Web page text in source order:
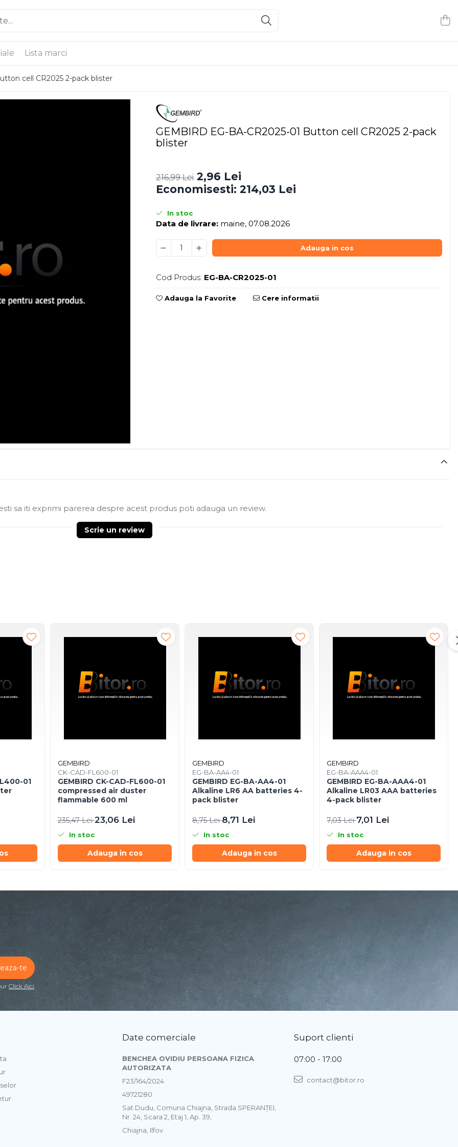
Lista marci
cell CR2025 2-pack blister
GEMBIRD EG-BA-CR2025-01 Button cell CR2025 2-pack
blister
216,99 Lei 2,96 Lei
Economisesti: 214,03 Lei
In stoc
Data de livrare:maine, 07.08.2026
Adauga in cos
Cod Produs: EG-BA-CR2025-01
Adauga la Favorite Cere informatii
sa iti exprimi parerea despre acest produs poti adauga un review.
Scrie un review
01
GEMBIRD
CK-CAD-FL600-01
GEMBIRD CK-CAD-FL600-01
compressed air duster
flammable 600 ml
235,47 Lei23,06 Lei
In stoc
Adauga in cos
GEMBIRD
EG-BA-AA4-01
GEMBIRD EG-BA-AA4-01
Alkaline LR6 AA batteries 4-
pack blister
8,75 Lei8,71 Lei
In stoc
Adauga in cos
GEMBIRD
EG-BA-AAA4-01
GEMBIRD EG-BA-AAA4-01
Alkaline LR03 AAA batteries
4-pack blister
7,03 Lei7,01 Lei
In stoc
Adauga in cos
Click Aici
Date comerciale
BENCHEA OVIDIU PERSOANA FIZICA
AUTORIZATA
F23/164/2024
49721280
Sat Dudu, Comuna Chiajna, Strada SPERANŢEI,
Nr. 24, Scara 2, Etaj 1, Ap. 39,
Chiajna, Ilfov
Suport clienti
07:00 - 17:00
contact@bitor.ro